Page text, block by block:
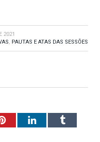
2021
, PAUTAS E ATAS DAS SESSÕES
PinterestLinkedInTumblr